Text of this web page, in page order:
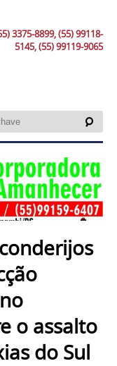
3375-8899, (55) 99118-
5145, (55) 99119-9065
o assalto
do Sul